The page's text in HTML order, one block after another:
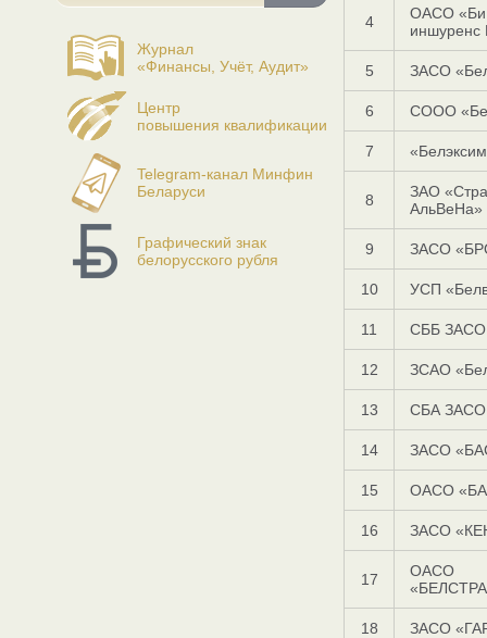
Журнал
«Финансы, Учёт, Аудит»
Центр
повышения квалификации
Telegram-канал Минфин
Беларуси
Графический знак
белорусского рубля
4
ОАСО «Би
иншуренс
5 ЗАСО
6 СООО
7
8
ЗАО
АльВеНа»
9 ЗАСО
10 УСП
11 СББ ЗАСО
12 ЗСАО
13 СБА ЗАСО
14 ЗАСО
15 ОАСО
16 ЗАСО
17
ОАСО
18 ЗАСО